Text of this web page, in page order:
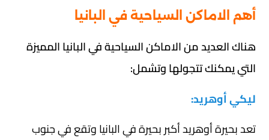
أهم الاماكن السياحية في البانيا
هناك العديد من الاماكن السياحية في البانيا المميزة
التي يمكنك تتجولها وتشمل:
ليكي أوهريد:
تعد بحيرة أوهريد أكبر بحيرة في البانيا وتقع في جنوب